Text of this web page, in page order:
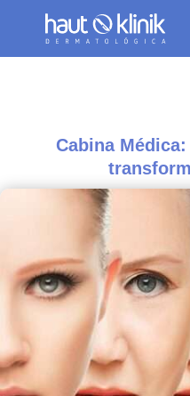
Cabina